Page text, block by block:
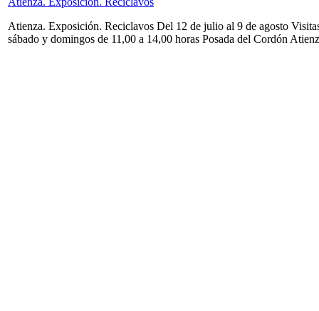
Atienza. Exposición. Reciclavos Del 12 de julio al 9 de agosto
sábado y domingos de 11,00 a 14,00 horas Posada del Cordón